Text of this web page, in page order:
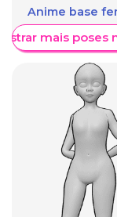
Anime base
mais poses